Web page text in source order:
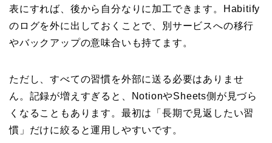
表にすれば、後から自分なりに加工できます。Habitify
のログを外に出しておくことで、別サービスへの移行
やバックアップの意味合いも持てます。
ただし、すべての習慣を外部に送る必要はありませ
ん。記録が増えすぎると、NotionやSheets側が見づら
くなることもあります。最初は「長期で見返したい習
慣」だけに絞ると運用しやすいです。